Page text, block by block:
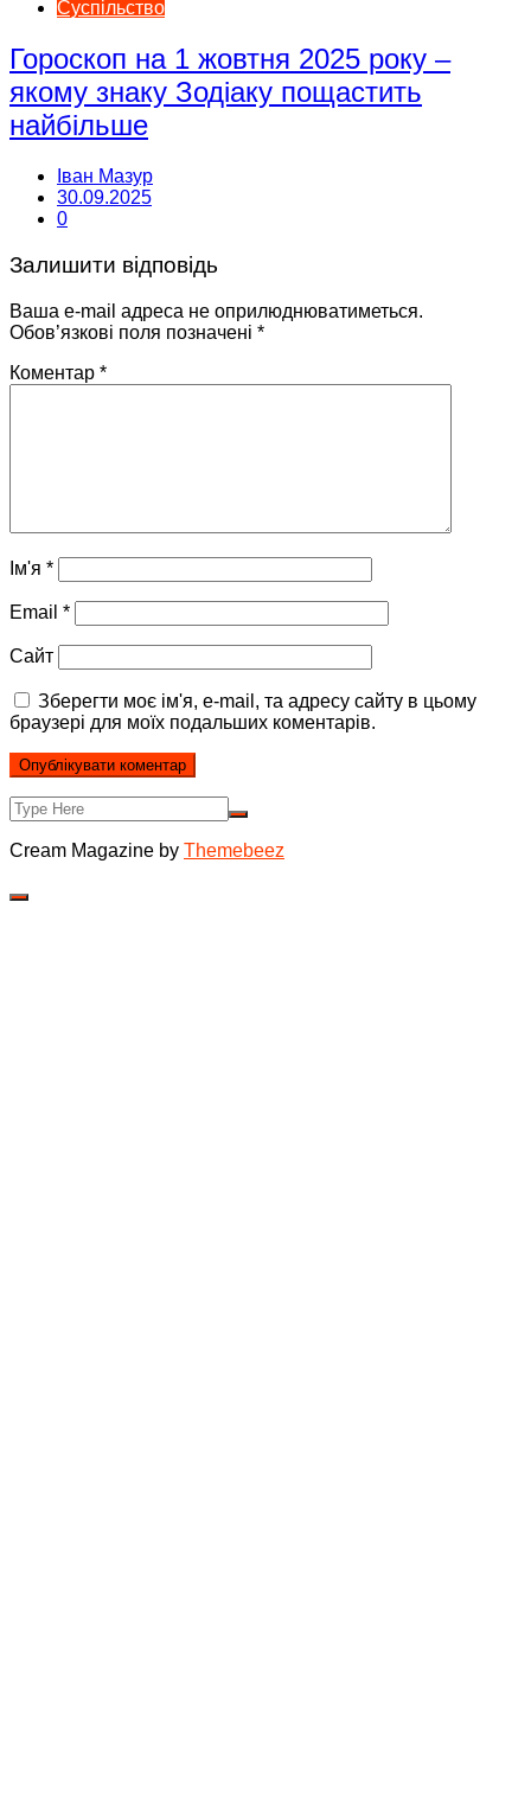
Суспільство
Гороскоп на 1 жовтня 2025 року –
якому знаку Зодіаку пощастить
найбільше
Іван Мазур
30.09.2025
0
Залишити відповідь
Ваша e-mail адреса не оприлюднюватиметься.
Обов’язкові поля позначені *
Коментар *
Ім'я *
Email *
Сайт
Зберегти моє ім'я, e-mail, та адресу сайту в цьому
браузері для моїх подальших коментарів.
Cream Magazine by Themebeez